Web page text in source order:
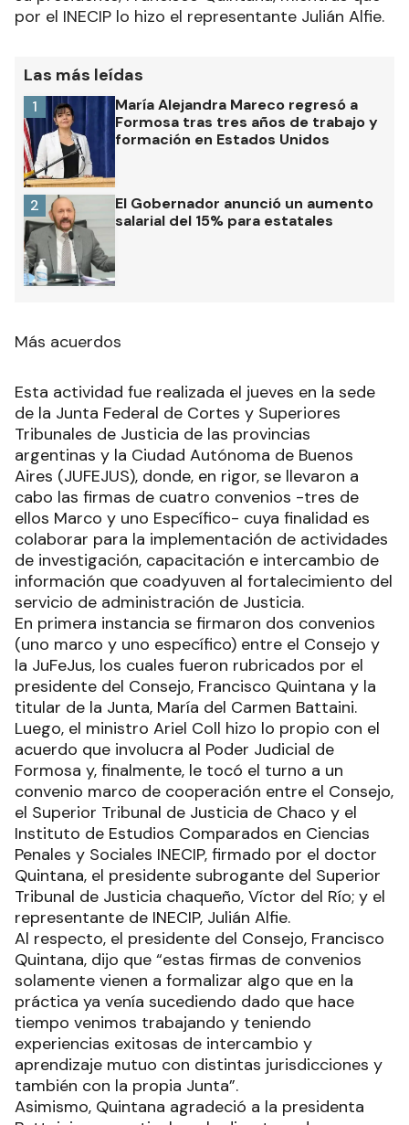
por el INECIP lo hizo el representante Julián Alfie.
Las más leídas
María Alejandra Mareco regresó a
Formosa tras tres años de trabajo y
formación en Estados Unidos
1
El Gobernador anunció un aumento
salarial del 15% para estatales
2
Más acuerdos
Esta actividad fue realizada el jueves en la sede
de la Junta Federal de Cortes y Superiores
Tribunales de Justicia de las provincias
argentinas y la Ciudad Autónoma de Buenos
Aires (JUFEJUS), donde, en rigor, se llevaron a
cabo las firmas de cuatro convenios -tres de
ellos Marco y uno Específico- cuya finalidad es
colaborar para la implementación de actividades
de investigación, capacitación e intercambio de
información que coadyuven al fortalecimiento del
servicio de administración de Justicia.
En primera instancia se firmaron dos convenios
(uno marco y uno específico) entre el Consejo y
la JuFeJus, los cuales fueron rubricados por el
presidente del Consejo, Francisco Quintana y la
titular de la Junta, María del Carmen Battaini.
Luego, el ministro Ariel Coll hizo lo propio con el
acuerdo que involucra al Poder Judicial de
Formosa y, finalmente, le tocó el turno a un
convenio marco de cooperación entre el Consejo,
el Superior Tribunal de Justicia de Chaco y el
Instituto de Estudios Comparados en Ciencias
Penales y Sociales INECIP, firmado por el doctor
Quintana, el presidente subrogante del Superior
Tribunal de Justicia chaqueño, Víctor del Río; y el
representante de INECIP, Julián Alfie.
Al respecto, el presidente del Consejo, Francisco
Quintana, dijo que “estas firmas de convenios
solamente vienen a formalizar algo que en la
práctica ya venía sucediendo dado que hace
tiempo venimos trabajando y teniendo
experiencias exitosas de intercambio y
aprendizaje mutuo con distintas jurisdicciones y
también con la propia Junta”.
Asimismo, Quintana agradeció a la presidenta